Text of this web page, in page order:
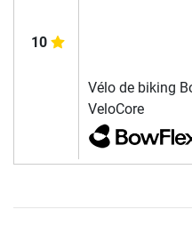
10
Vélo de biking
VeloCore